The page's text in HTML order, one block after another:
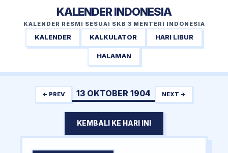
KALENDER INDONESIA
KALENDER RESMI SESUAI SKB 3 MENTERI INDONESIA
KALENDER KALKULATOR HARI LIBUR
HALAMAN
← PREV 13 OKTOBER 1904 NEXT →
KEMBALI KE HARI INI